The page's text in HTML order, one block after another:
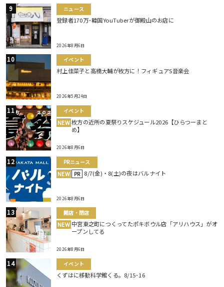
ニュース
登録者170万･韓国YouTuberが御殿山のお店に
2026年8月6日
イベント
村上佳菜子と高橋大輔が枚方に！フィギュアS音楽会
2026年5月24日
イベント
NEW 枚方の近所の夏祭りスケジュール2026【ひらつーまと
め】
2026年8月6日
PRニュース
NEW PR 8/7(金)・8(土)の夜はバルナイト
2026年8月6日
開店・閉店
NEW 中宮東之町につくってたポキボウル店「アリハウス」がオ
ープンしてる
2026年8月6日
イベント
くずはに移動科学館くる。8/15･16